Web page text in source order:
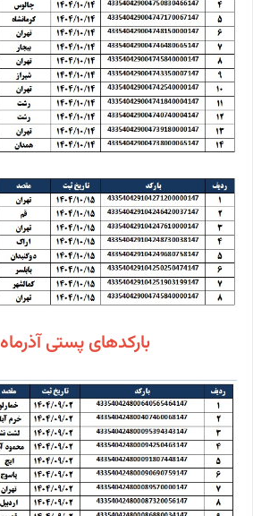
بارکدهای پستی آذرماه 1404